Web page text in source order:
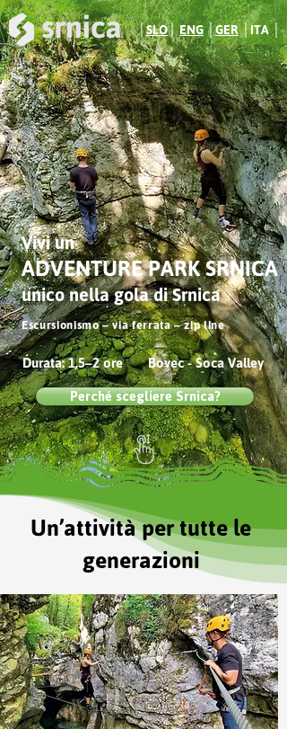
│SLO│ENG│GER│ITA│
Vivi un
ADVENTURE PARK SRNICA
unico nella gola di Srnica
Escursionismo – via ferrata – zip line
Perché scegliere Srnica?
Durata: 1,5–2 ore Bovec - Soca Valley
Un’attività per tutte le
generazioni